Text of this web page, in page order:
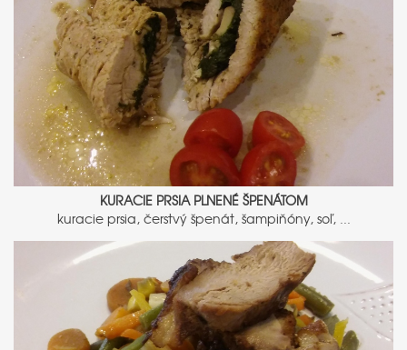
KURACIE PRSIA PLNENÉ ŠPENÁTOM
kuracie prsia, čerstvý špenát, šampiňóny, soľ, ...